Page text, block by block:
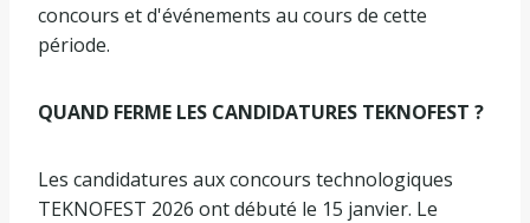
concours et d'événements au cours de cette
période.
QUAND FERME LES CANDIDATURES TEKNOFEST ?
Les candidatures aux concours technologiques
TEKNOFEST 2026 ont débuté le 15 janvier. Le